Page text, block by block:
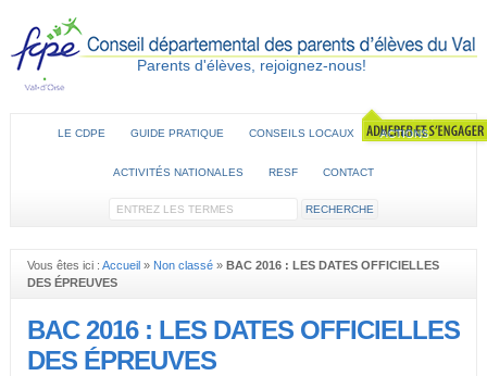
Parents d'élèves, rejoignez-nous!
LE CDPE GUIDE PRATIQUE CONSEILS LOCAUX ACTIONS
ACTIVITÉS NATIONALES RESF CONTACT
Vous êtes ici : Accueil» Non classé» BAC 2016 : LES DATES OFFICIELLES
DES ÉPREUVES
BAC 2016 : LES DATES OFFICIELLES
DES ÉPREUVES